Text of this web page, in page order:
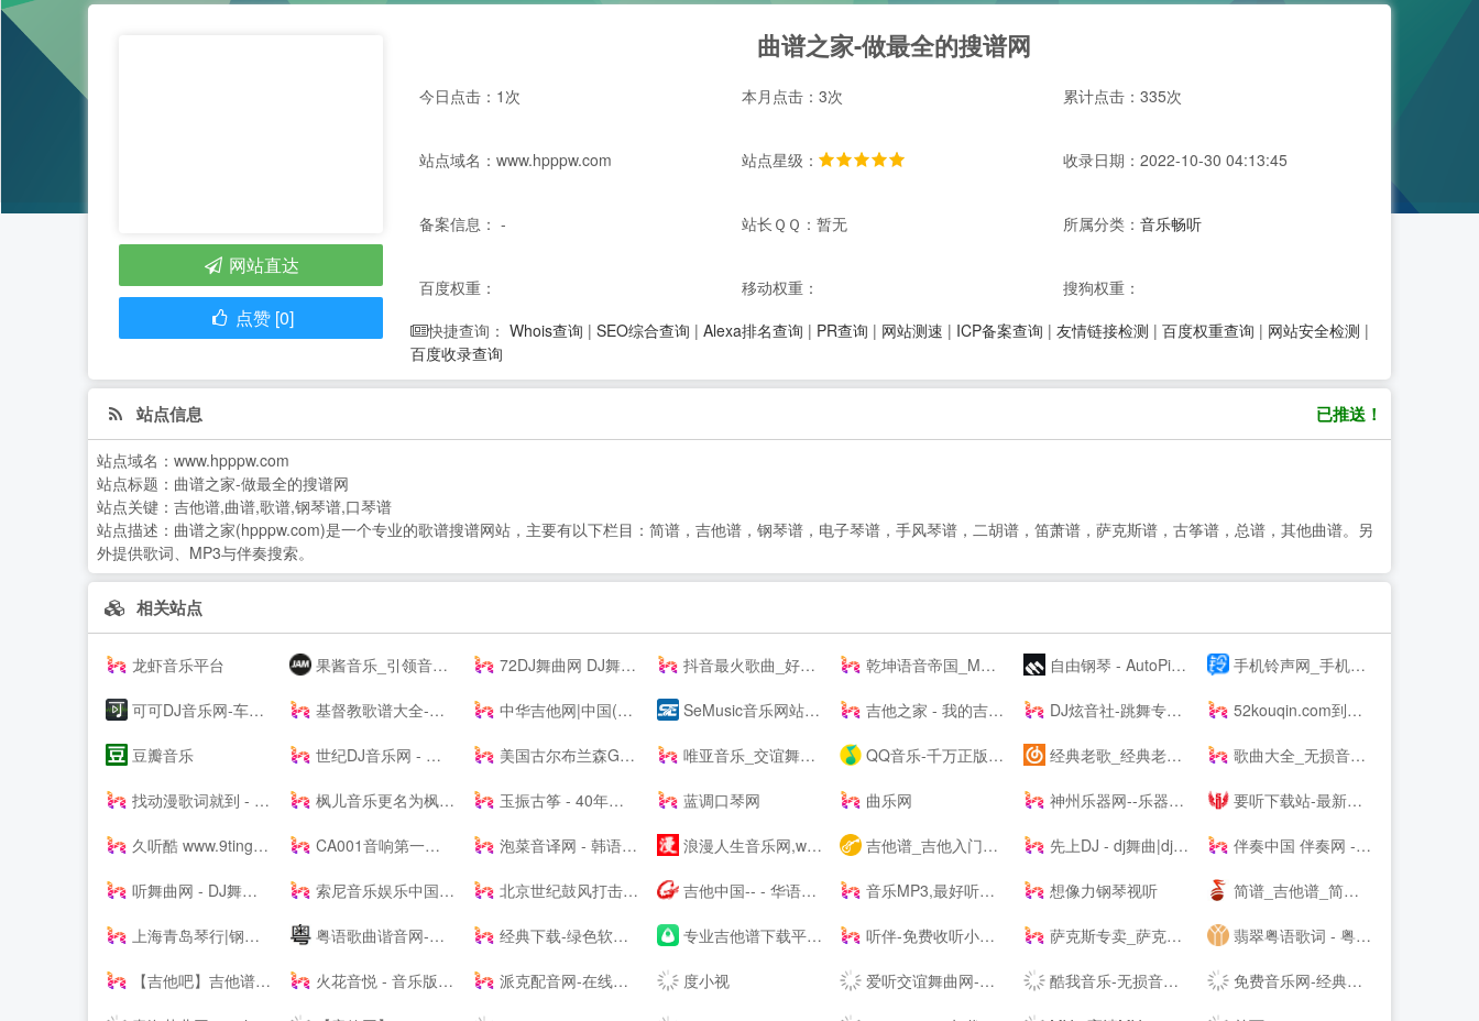
曲谱之家-做最全的搜谱网
今日点击：1次 本月点击：3次 累计点击：335次
站点域名：www.hpppw.com 站点星级： 收录日期：2022-10-30 04:13:45
备案信息： - 站长ＱＱ：暂无 所属分类：音乐畅听
百度权重： 移动权重： 搜狗权重：
快捷查询： Whois查询 | SEO综合查询 | Alexa排名查询 | PR查询 | 网站测速 | ICP备案查询 | 友情链接检测 | 百度权重查询 | 网站安全检测 |
百度收录查询
网站直达
点赞 [0]
站点信息 已推送！
站点域名： www.hpppw.com
站点标题： 曲谱之家-做最全的搜谱网
站点关键： 吉他谱,曲谱,歌谱,钢琴谱,口琴谱
站点描述： 曲谱之家(hpppw.com)是一个专业的歌谱搜谱网站，主要有以下栏目：简谱，吉他谱，钢琴谱，电子琴谱，手风琴谱，二胡谱，笛萧谱，萨克斯谱，古筝谱，总谱，其他曲谱。另
外提供歌词、MP3与伴奏搜索。
相关站点
龙虾音乐平台 果酱音乐_引领音乐娱乐新风向 72DJ舞曲网 DJ舞曲 DJ串烧 最新好听的dj舞曲免费下载网站 抖音最火歌曲_好听的歌曲 - 我要歌词网 乾坤语音帝国_MP3音乐免费试听下载网站 自由钢琴 - AutoPiano | 在线钢琴，键盘钢琴，模拟钢琴，多种乐器选择，好听又好玩 手机铃声网_手机铃声下载_免费手机铃声下载
可可DJ音乐网-车载dj dj舞曲 dj现场视频 原创DJ音乐分享平台 基督教歌谱大全-分享基督教赞美诗歌简谱，五线谱，和弦谱，歌词的最佳网站! 中华吉他网|中国(珠海)国际吉他艺术节|中国(珠海)吉他大赛|教育|琴行|厂商|珠海吉他学会|研究会|珠海市音乐家协会|联谊会|结他|吉它|china|gutiar|keytar|www.zhguitar.com SeMusic音乐网站源码|一号DJ开源PHP音乐CMS网站管理系统 吉他之家 - 我的吉他谱,我的吉他网站! DJ炫音社-跳舞专辑_公路音乐_酒吧音乐夜店慢摇车载DJ舞曲网站 52kouqin.com到期，请续费
豆瓣音乐 世纪DJ音乐网 - 无损高品质DJ舞曲分享,音质最好的DJ免费下载网站 美国古尔布兰森GULBRANSEN-百年高端品牌钢琴-（中国）-- 唯亚音乐_交谊舞曲_舞厅舞曲大全_夜场交谊舞曲 QQ音乐-千万正版音乐海量无损曲库新歌热歌天天畅听的高品质音乐平台！ 经典老歌_经典老歌大全_经典老歌100首怀旧连播 歌曲大全_无损音乐下载_MP3歌曲免费下载 - 求歌网
找动漫歌词就到 - 每日动漫歌词网 枫儿音乐更名为枫儿乐谱网提供各种简谱，歌谱，五线谱，吉他谱 玉振古筝 - 40年技术沉淀，铸就扬州筝业佼佼者 蓝调口琴网 曲乐网 神州乐器网--乐器行业-- 要听下载站-最新手机游戏软件下载平台
久听酷 www.9tingku.com 原创DJ音乐分享平台 DJ舞曲 超劲爆车载DJ下载网站 CA001音响第一网 _ 音频视频灯光信息平台 - Powered by CA001.COM 泡菜音译网 - 韩语歌词音译,谐音歌词,韩剧ost音译分享平台 浪漫人生音乐网,www.dj191.com,车载音乐,慢摇中文,武汉dj193,最新好听的dj,音乐串烧,Dj视频下载,免费下载 吉他谱_吉他入门教程_吉他教学视频_吉他谱下载-吉他屋 先上DJ - dj舞曲|dj歌曲串烧|dj慢摇舞曲|劲爆dj|车载dj 伴奏中国 伴奏网 -- 【其他均为假冒网站 将追究法律责任】
听舞曲网 - DJ舞曲,MP4,MP3免费下载,流行音乐,抖音热门歌曲,网络热门歌曲 索尼音乐娱乐中国 | Sony Music Entertainment China 北京世纪鼓风打击乐器中心-打击乐鼓风 吉他中国-- - 华语首席吉他门户！中文旗舰吉他多维平台！ 音乐MP3,最好听的歌曲,流行音乐网 - YYMP3音乐网 想像力钢琴视听 简谱_吉他谱_简谱歌谱大全_钢琴谱_歌谱曲谱大全 - 爱曲谱网
上海青岛琴行|钢琴品牌|买钢琴|学钢琴|钢琴价格|小小莫扎特钢琴城培训-- 粤语歌曲谐音网-粤语歌词谐音网 经典下载-绿色软件下载-常用软件下载 专业吉他谱下载平台 - 吉他世界 听伴-免费收听小说相声儿歌笑话段子,网络收音机|在线收听平台！ 萨克斯专卖_萨克斯价格_进口萨克斯_萨克斯厂家-台湾Sertur/萨尔特萨克斯【官网】 翡翠粤语歌词 - 粤语歌词拼音注音
【吉他吧】吉他谱大全_吉他弹唱视频教学 火花音悦 - 音乐版权服务平台，正版音乐好听不贵 派克配音网-在线配音网站_广告宣传片配音_动画游戏配音公司 度小视 爱听交谊舞曲网-交谊舞曲下载,免费交谊舞曲,广场舞曲,交谊舞曲,最新交谊舞曲网 酷我音乐-无损音质正版在线试听网站 免费音乐网-经典歌曲大全、无损MP3歌曲免费下载